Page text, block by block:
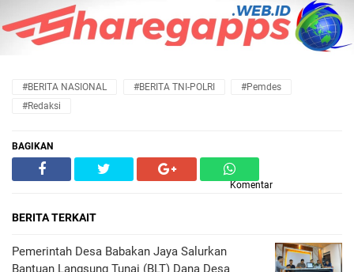
#BERITA NASIONAL #BERITA TNI-POLRI
#Pemdes
#Redaksi
BAGIKAN
Komentar
BERITA TERKAIT
Pemerintah Desa Babakan Jaya Salurkan
Bantuan Langsung Tunai (BLT) Dana Desa